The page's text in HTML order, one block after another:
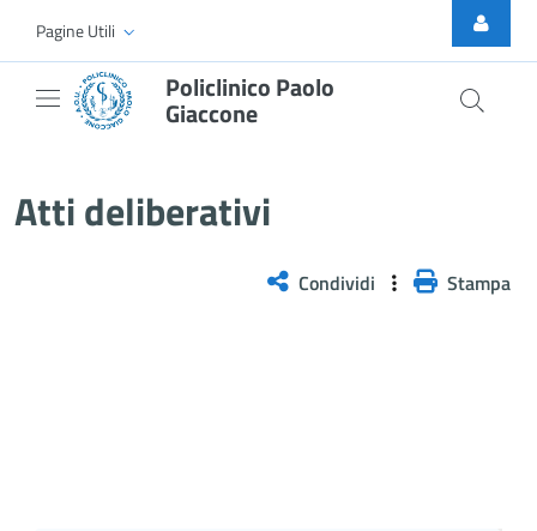
Skip to Main Content
Pagine Utili
Policlinico Paolo
Giaccone
Atti deliberativi
Condividi Stampa